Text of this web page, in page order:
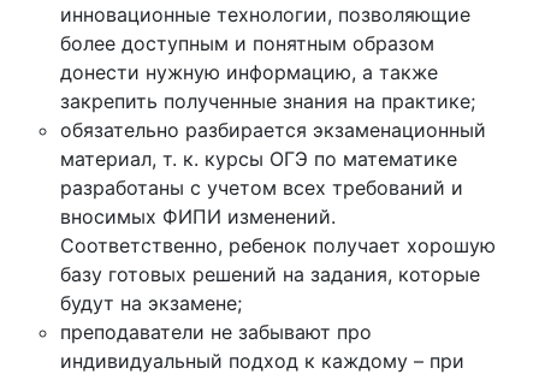
инновационные технологии, позволяющие
более доступным и понятным образом
донести нужную информацию, а также
закрепить полученные знания на практике;
обязательно разбирается экзаменационный
материал, т. к. курсы ОГЭ по математике
разработаны с учетом всех требований и
вносимых ФИПИ изменений.
Соответственно, ребенок получает хорошую
базу готовых решений на задания, которые
будут на экзамене;
преподаватели не забывают про
индивидуальный подход к каждому – при